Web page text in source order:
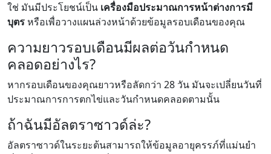
ใช่ มันมีประโยชน์เป็น เครื่องมือประมาณการหน้าต่างการมี
บุตรหรือเพื่อวางแผนล่วงหน้าด้วยข้อมูลรอบเดือนของคุณ
ความยาวรอบเดือนมีผลต่อวันกำหนด
คลอดอย่างไร?
หากรอบเดือนของคุณยาวหรือลัดกว่า 28 วัน มันจะเปลี่ยนวันที่
ประมาณการการตกไข่และวันกำหนดคลอดตามนั้น
ถ้าฉันมีอัลตราซาวด์ล่ะ?
อัลตราซาวด์ในระยะต้นสามารถให้ข้อมูลอายุครรภ์ที่แม่นยำ